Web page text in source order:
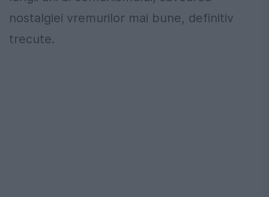
nostalgiei vremurilor mai bune, definitiv
trecute.